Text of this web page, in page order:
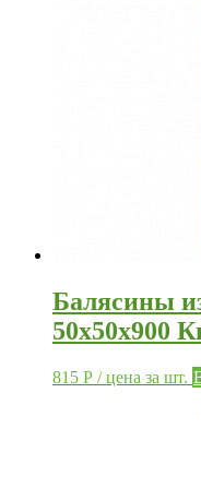
Балясины
50х50х900
815 Р / цена за шт.